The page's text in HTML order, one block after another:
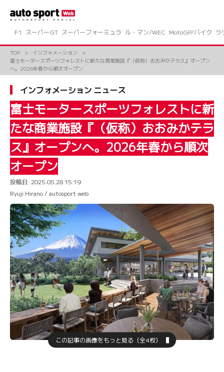
ツ
F1 スーパーGT スーパーフォーミュラ ル・マン/WEC MotoGP/バイク ラ
TOP
インフォメーション
富士モータースポーツフォレストに新たな商業施設『（仮称）おおみかテラス』オープン
へ。2026年春から順次オープン
インフォメーション ニュース
富士モータースポーツフォレストに新
たな商業施設『（仮称）おおみかテラ
ス』オープンへ。2026年春から順次
オープン
投稿日: 2025.05.28 15:19
Ryuji Hirano / autosport web
この記事の画像をもっと見る（全4枚）